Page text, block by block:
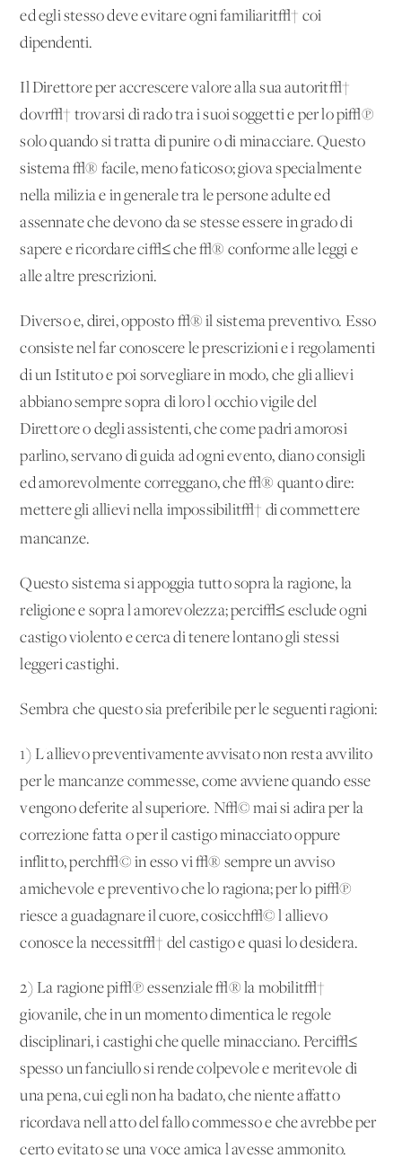
ed egli stesso deve evitare ogni familiarit√† coi
dipendenti.
Il Direttore per accrescere valore alla sua autorit√†
dovr√† trovarsi di rado tra i suoi soggetti e per lo pi√π
solo quando si tratta di punire o di minacciare. Questo
sistema √® facile, meno faticoso; giova specialmente
nella milizia e in generale tra le persone adulte ed
assennate che devono da se stesse essere in grado di
sapere e ricordare ci√≤ che √® conforme alle leggi e
alle altre prescrizioni.
Diverso e, direi, opposto √® il sistema preventivo. Esso
consiste nel far conoscere le prescrizioni e i regolamenti
di un Istituto e poi sorvegliare in modo, che gli allievi
abbiano sempre sopra di loro l'occhio vigile del
Direttore o degli assistenti, che come padri amorosi
parlino, servano di guida ad ogni evento, diano consigli
ed amorevolmente correggano, che √® quanto dire:
mettere gli allievi nella impossibilit√† di commettere
mancanze.
Questo sistema si appoggia tutto sopra la ragione, la
religione e sopra l'amorevolezza; perci√≤ esclude ogni
castigo violento e cerca di tenere lontano gli stessi
leggeri castighi.
Sembra che questo sia preferibile per le seguenti ragioni:
1) L'allievo preventivamente avvisato non resta avvilito
per le mancanze commesse, come avviene quando esse
vengono deferite al superiore. N√© mai si adira per la
correzione fatta o per il castigo minacciato oppure
inflitto, perch√© in esso vi √® sempre un avviso
amichevole e preventivo che lo ragiona; per lo pi√π
riesce a guadagnare il cuore, cosicch√© l'allievo
conosce la necessit√† del castigo e quasi lo desidera.
2) La ragione pi√π essenziale √® la mobilit√†
giovanile, che in un momento dimentica le regole
disciplinari, i castighi che quelle minacciano. Perci√≤
spesso un fanciullo si rende colpevole e meritevole di
una pena, cui egli non ha badato, che niente affatto
ricordava nell'atto del fallo commesso e che avrebbe per
certo evitato se una voce amica l'avesse ammonito.